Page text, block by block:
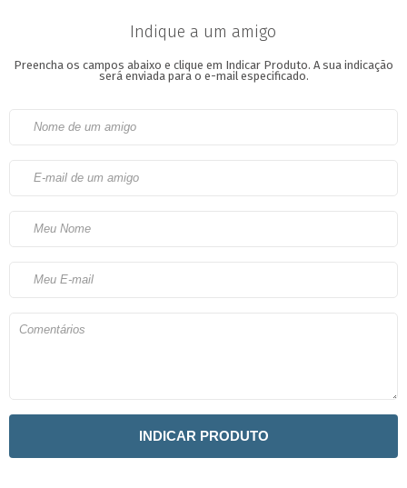
Indique a um amigo
Preencha os campos abaixo e clique em Indicar Produto. A sua indicação
será enviada para o e-mail especificado.
INDICAR PRODUTO